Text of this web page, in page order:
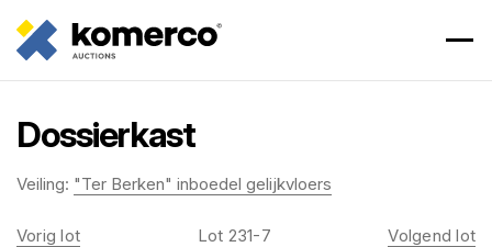
Dossierkast
Veiling: "Ter Berken" inboedel gelijkvloers
Vorig lot Lot 231-7 Volgend lot